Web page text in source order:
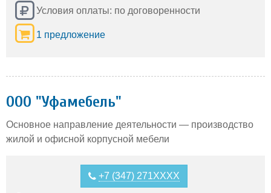
Условия оплаты: по договоренности
1 предложение
ООО "Уфамебель"
Основное направление деятельности — производство
жилой и офисной корпусной мебели
+7 (347) 271XXXX